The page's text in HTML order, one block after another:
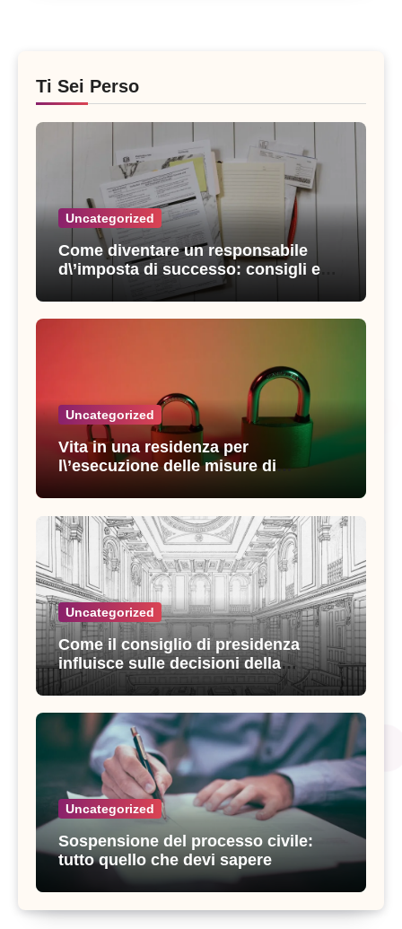
Ti Sei Perso
Uncategorized
Come diventare un responsabile
d\’imposta di successo: consigli e
strategie vincenti
Uncategorized
Vita in una residenza per
l\’esecuzione delle misure di
Uncategorized
Come il consiglio di presidenza
influisce sulle decisioni della
giustizia amministrativa
Uncategorized
Sospensione del processo civile:
tutto quello che devi sapere